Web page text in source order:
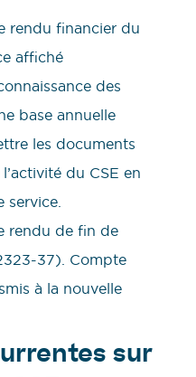
rendu financier du
affiché
des
base annuelle
les documents
du CSE en
service.
rendu de fin de
37). Compte
à la nouvelle
sur